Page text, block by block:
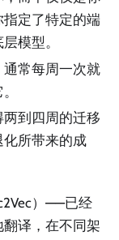
定了特定的端
模型。
通常每周一次就
到四周的迁移
化所带来的成
）——已经
译，在不同架